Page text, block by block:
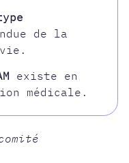
de la
existe en
médicale.